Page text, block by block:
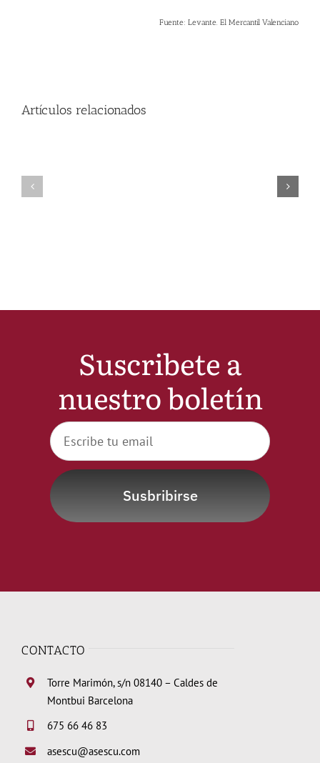
Fuente: Levante. El Mercantil Valenciano
Artículos relacionados
Suscribete a
nuestro boletín
Susbribirse
CONTACTO
Torre Marimón, s/n 08140 – Caldes de
Montbui Barcelona
675 66 46 83
asescu@asescu.com